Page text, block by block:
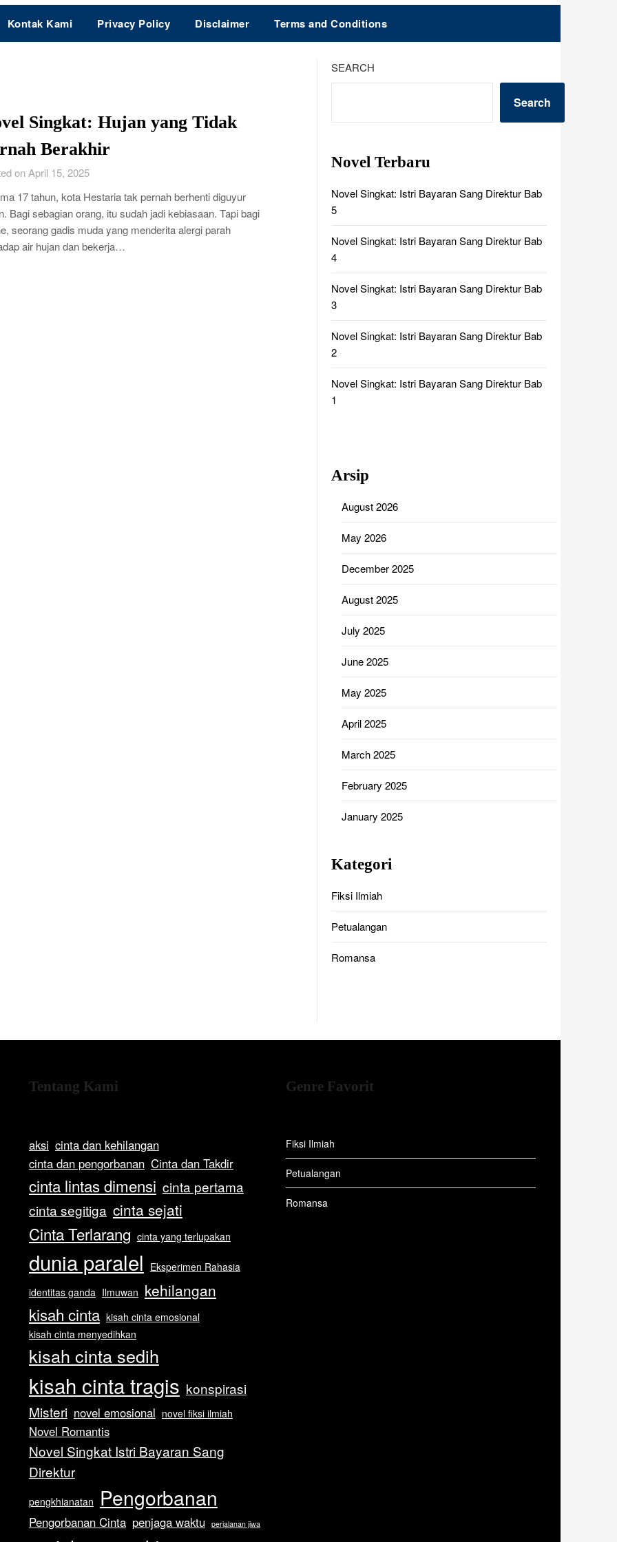
Kontak Kami Privacy Policy Disclaimer Terms and Conditions
Singkat: Hujan yang Tidak
Berakhir
on April 15, 2025
17 tahun, kota Hestaria tak pernah berhenti diguyur
Bagi sebagian orang, itu sudah jadi kebiasaan. Tapi bagi
seorang gadis muda yang menderita alergi parah
air hujan dan bekerja…
SEARCH
Search
Novel Terbaru
Novel Singkat: Istri Bayaran Sang Direktur Bab
5
Novel Singkat: Istri Bayaran Sang Direktur Bab
4
Novel Singkat: Istri Bayaran Sang Direktur Bab
3
Novel Singkat: Istri Bayaran Sang Direktur Bab
2
Novel Singkat: Istri Bayaran Sang Direktur Bab
1
Arsip
August 2026
May 2026
December 2025
August 2025
July 2025
June 2025
May 2025
April 2025
March 2025
February 2025
January 2025
Kategori
Fiksi Ilmiah
Petualangan
Romansa
Tentang Kami
aksi cinta dan kehilangan
cinta dan pengorbanan Cinta dan Takdir
cinta lintas dimensi cinta pertama
cinta segitiga cinta sejati
Cinta Terlarang cinta yang terlupakan
dunia paralel Eksperimen Rahasia
identitas ganda Ilmuwan kehilangan
kisah cinta kisah cinta emosional
kisah cinta menyedihkan
kisah cinta sedih
kisah cinta tragis konspirasi
Misteri novel emosional novel fiksi ilmiah
Novel Romantis
Novel Singkat Istri Bayaran Sang
Direktur
pengkhianatan Pengorbanan
Pengorbanan Cinta penjaga waktu perjalanan jiwa
Genre Favorit
Fiksi Ilmiah
Petualangan
Romansa